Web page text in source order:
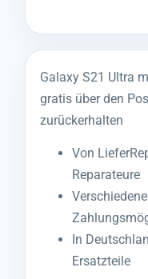
Galaxy S21 Ultra
gratis über den
zurückerhalten
Von
Reparateure
In
Ersatzteile